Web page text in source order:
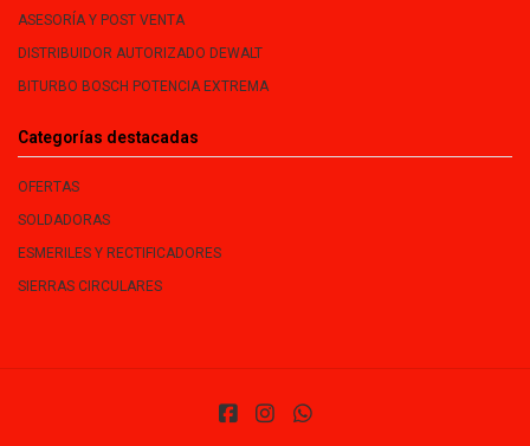
ASESORÍA Y POST VENTA
DISTRIBUIDOR AUTORIZADO DEWALT
BITURBO BOSCH POTENCIA EXTREMA
Categorías destacadas
OFERTAS
SOLDADORAS
ESMERILES Y RECTIFICADORES
SIERRAS CIRCULARES